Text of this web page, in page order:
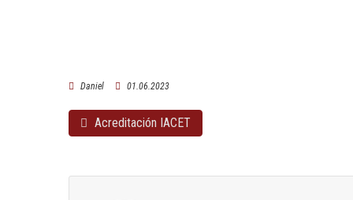
Daniel 01.06.2023
Acreditación IACET